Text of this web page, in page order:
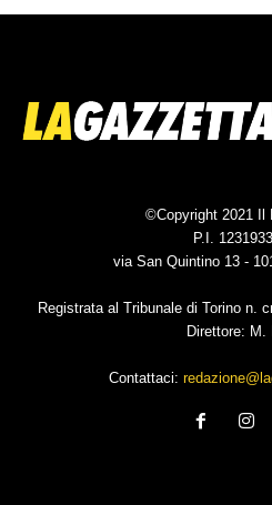
©Copyright 2021 Il
P.I.
via San Quintino 13 -
Registrata al Tribunale di Torino n.
Direttore: M.
Contattaci: